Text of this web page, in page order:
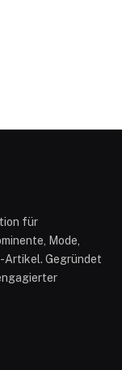
für
Mode,
Artikel. Gegründet